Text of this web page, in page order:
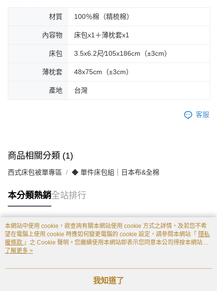
材質 100％棉（精梳棉）
內容物 床包x1＋薄枕套x1
床包 3.5x6.2尺∕105x186cm（±3cm）
薄枕套 48x75cm（±3cm）
產地 台灣
客服
商品相關分類 (1)
西式床包被單專區 ◆ 單件床包組｜日本布&全棉
本分類熱銷全站排行
熱門標籤
本網站中使用 cookie，欲查詢有關本網站使用 cookie 方式之詳情，及若您不希
望在電腦上使用 cookie 時應如何變更電腦的 cookie 設定，請參閱本網站「 隱私
權條款 」之 Cookie 聲明。您繼續使用本網站即表示您同意本公司得按本網站使
用條款之 Cookie 聲明使用 cookie。
了解更多 >
我知道了